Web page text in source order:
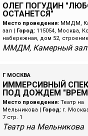
ОЛЕГ ПОГУДИН
ОСТАНЕТСЯ"
Место проведения: ММДМ,
зал | Город: 115054, Москва,
набережная, дом 52, строение
ММДМ, Камерный зал
Г МОСКВА
ИММЕРСИВНЫЙ
ПОД ДОЖДЕМ
Место проведения: Театр на
Мельникова | Город: г.
7 стр. 1
Театр на Мельникова